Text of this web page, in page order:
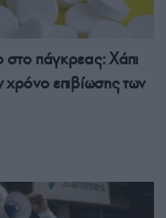
στο πάγκρεας: Χάπι
χρόνο επιβίωσης των